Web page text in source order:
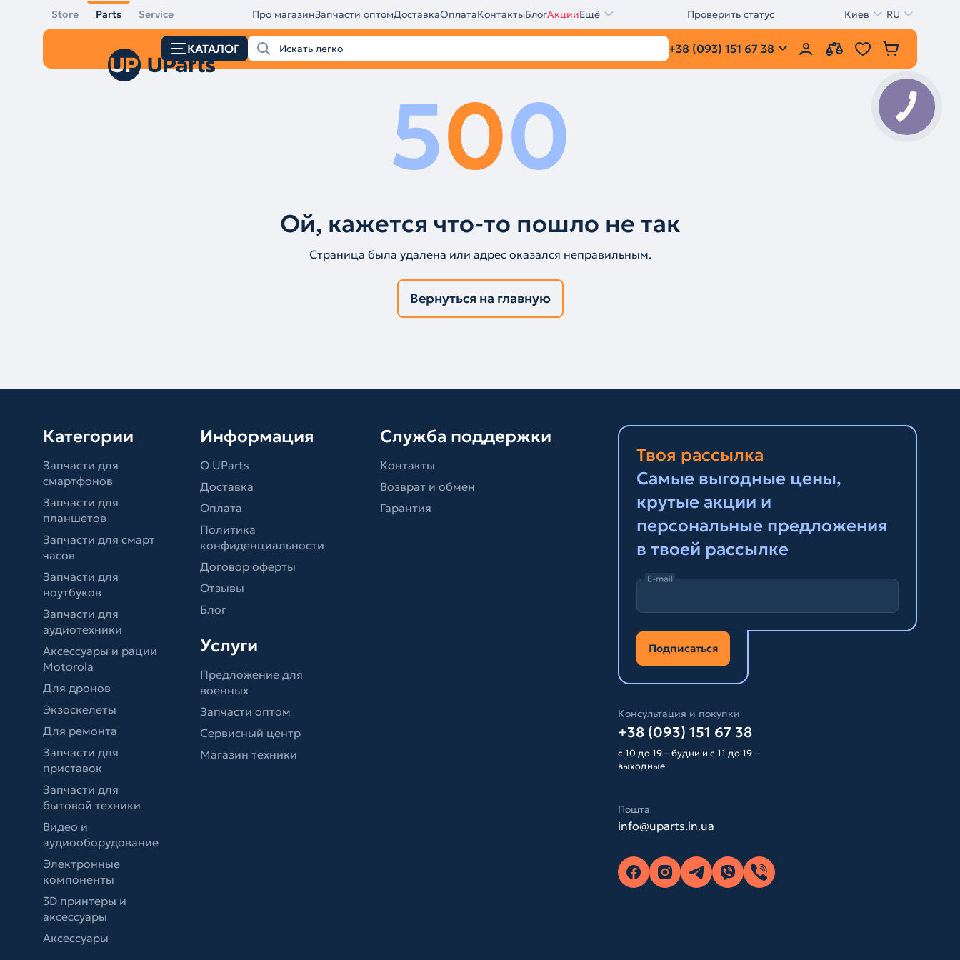
Store Parts Service Про магазинЗапчасти оптомДоставкаОплатаКонтактыБлогАкцииЕщё Проверить статус Киев RU
КАТАЛОГ +38 (093) 151 67 38
500
Ой, кажется что-то пошло не так
Страница была удалена или адрес оказался неправильным.
Вернуться на главную
Категории
Запчасти для
смартфонов
Запчасти для
планшетов
Запчасти для смарт
часов
Запчасти для
ноутбуков
Запчасти для
аудиотехники
Аксессуары и рации
Motorola
Для дронов
Экзоскелеты
Для ремонта
Запчасти для
приставок
Запчасти для
бытовой техники
Видео и
аудиооборудование
Электронные
компоненты
3D принтеры и
аксессуары
Аксессуары
Информация
О UParts
Доставка
Оплата
Политика
конфиденциальности
Договор оферты
Отзывы
Блог
Услуги
Предложение для
военных
Запчасти оптом
Сервисный центр
Магазин техники
Служба поддержки
Контакты
Возврат и обмен
Гарантия
Твоя рассылка
Самые выгодные цены,
крутые акции и
персональные предложения
в твоей рассылке
E-mail
Подписаться
Консультация и покупки
+38 (093) 151 67 38
с 10 до 19 – будни и с 11 до 19 –
выходные
Пошта
info@uparts.in.ua